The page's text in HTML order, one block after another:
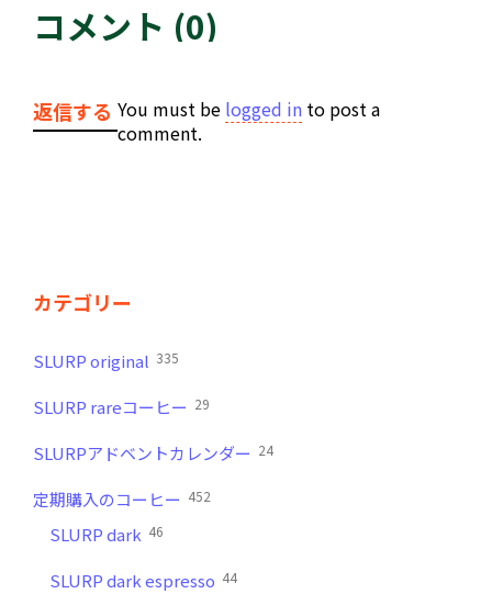
コメント (0)
返信する You must be logged in to post a
comment.
カテゴリー
SLURP original 335
SLURP rareコーヒー 29
SLURPアドベントカレンダー 24
定期購入のコーヒー 452
SLURP dark 46
SLURP dark espresso 44